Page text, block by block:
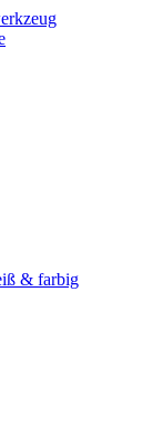
& farbig